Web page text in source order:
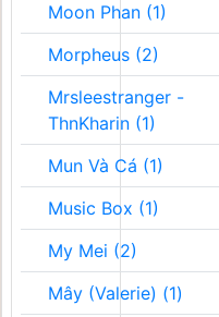
Moon Phan (1)
Morpheus (2)
Mrsleestranger -
ThnKharin (1)
Mun Và Cá (1)
Music Box (1)
My Mei (2)
Mây (Valerie) (1)